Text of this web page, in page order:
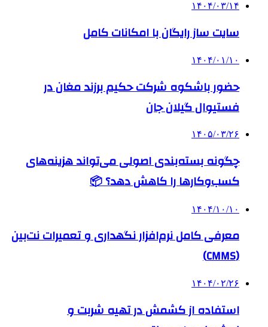
۱۴۰۴/۰۳/۱۴
سایت ساز رایگان با امکانات کامل
۱۴۰۴/۰۱/۱۰
حضور باشکوه شرکت حکیم برزند مغان در
فستیوال گیلان جان
۱۴۰۵/۰۳/۲۶
چگونه بسته‌بندی اصولی می‌تواند هزینه‌های
کسب‌وکارها را کاهش دهد؟ 📦
۱۴۰۴/۱۰/۱۰
معرفی کامل نرم‌افزار نگهداری و تعمیرات نت‌بین
(CMMS)
۱۴۰۴/۰۲/۲۶
استفاده از کشمش در تهیه شربت و